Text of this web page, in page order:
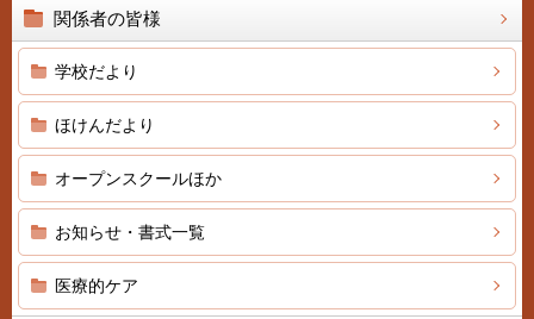
関係者の皆様
学校だより
ほけんだより
オープンスクールほか
お知らせ・書式一覧
医療的ケア